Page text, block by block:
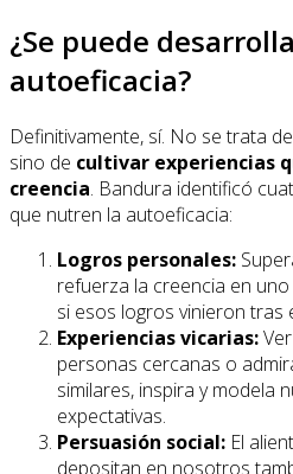
¿Se puede
autoeficacia?
Definitivamente, sí. No se trata
sino de cultivar experiencias
creencia. Bandura identificó
que nutren la autoeficacia:
Logros personales:
refuerza la creencia en
si esos logros vinieron tras
Experiencias vicarias:
personas cercanas o
similares, inspira y modela
expectativas.
Persuasión social: El
depositan en nosotros